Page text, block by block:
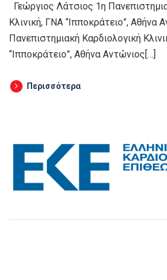
Γεώργιος Λάτσιος 1η
Κλινική, ΓΝΑ “Ιπποκράτειο”, Αθήνα
Πανεπιστημιακή Καρδιολογική
“Ιπποκράτειο”, Αθήνα Αντώνιος[…]
Περισσότερα